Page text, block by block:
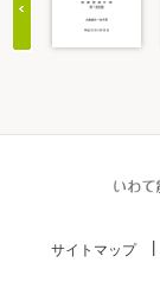
20
サイトマップ